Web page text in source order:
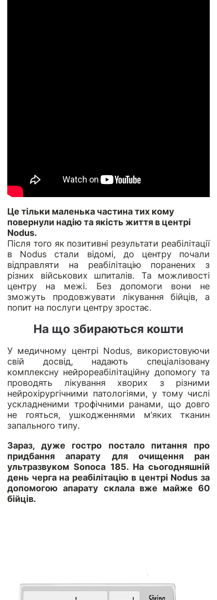
Це тільки маленька частина тих кому
повернули надію та якість життя в центрі
Nodus.
Після того як позитивні результати реабілітації
в Nodus стали відомі, до центру почали
відправляти на реабілітацію поранених з
різних військових шпиталів. Та можливості
центру на межі. Без допомоги вони не
зможуть продовжувати лікування бійців, а
попит на послуги центру зростає.
На що збираються кошти
У медичному центрі Nodus, використовуючи
свій досвід, надають спеціалізовану
комплексну нейрореабілітаційну допомогу та
проводять лікування хворих з різними
нейрохірургічними патологіями, у тому числі
ускладненими трофічними ранами, що довго
не гояться, ушкодженнями м’яких тканин
запального типу.
Зараз, дуже гостро постало питання про
придбання апарату для очищення ран
ультразвуком Sonoca 185. На сьогодняшній
день черга на реабілітацію в центрі Nodus за
допомогою апарату склала вже майже 60
бійців.